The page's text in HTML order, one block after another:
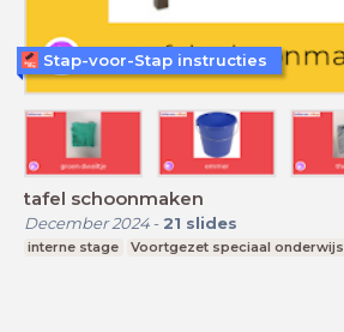
tafel schoonmaken
December 2024- 21 slides
interne stage Voortgezet speciaal onderwijs
Stap-voor-Stap instructies